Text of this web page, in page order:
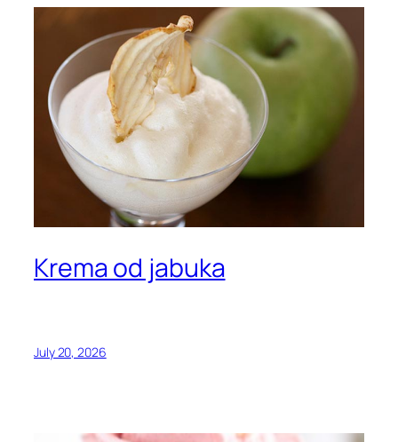
Krema od jabuka
July 20, 2026